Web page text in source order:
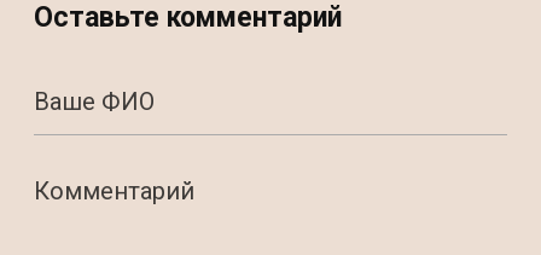
Оставьте комментарий